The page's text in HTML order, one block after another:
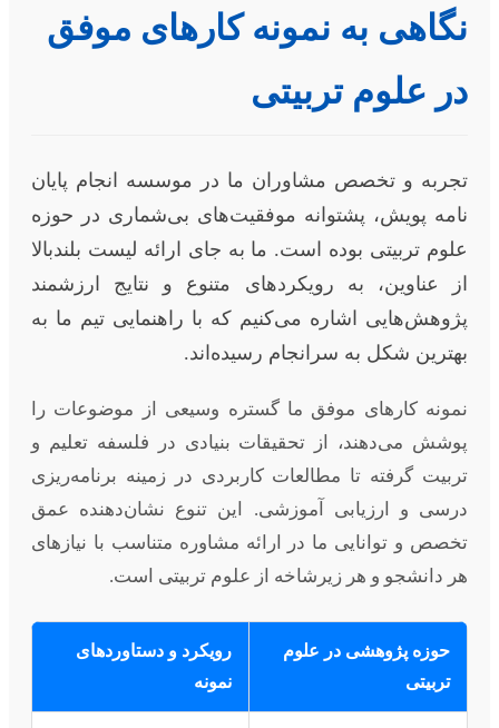
نگاهی به نمونه کارهای موفق
در علوم تربیتی
تجربه و تخصص مشاوران ما در موسسه انجام پایان
نامه پویش، پشتوانه موفقیت‌های بی‌شماری در حوزه
علوم تربیتی بوده است. ما به جای ارائه لیست بلندبالا
از عناوین، به رویکردهای متنوع و نتایج ارزشمند
پژوهش‌هایی اشاره می‌کنیم که با راهنمایی تیم ما به
بهترین شکل به سرانجام رسیده‌اند.
نمونه کارهای موفق ما گستره وسیعی از موضوعات را
پوشش می‌دهند، از تحقیقات بنیادی در فلسفه تعلیم و
تربیت گرفته تا مطالعات کاربردی در زمینه برنامه‌ریزی
درسی و ارزیابی آموزشی. این تنوع نشان‌دهنده عمق
تخصص و توانایی ما در ارائه مشاوره متناسب با نیازهای
هر دانشجو و هر زیرشاخه از علوم تربیتی است.
حوزه پژوهشی در علوم
تربیتی
رویکرد و دستاوردهای
نمونه